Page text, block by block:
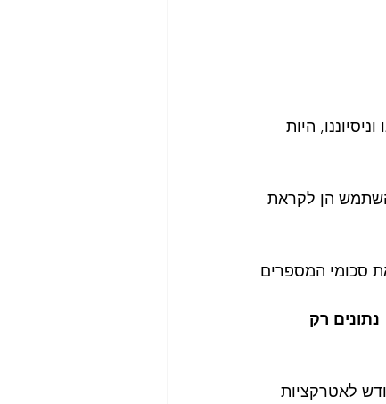
היות
הן לקראת
סכומי המספרים
רק
500 ש"ח ליום, בתוספת של 1,000 ש"ח לחודש לאטרקציות